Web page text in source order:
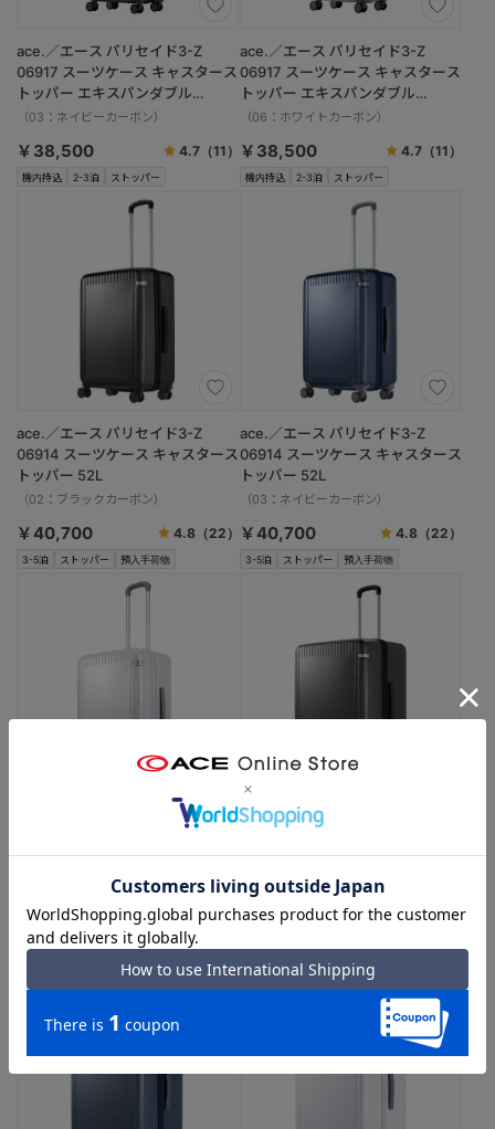
機内持込 2-3泊 ストッパー
ace.／エース パリセイド3-Z
06917 スーツケース キャスタース
トッパー エキスパンダブル
33/41L
（03：ネイビーカーボン）
￥38,500 4.7（11）
機内持込 2-3泊 ストッパー
ace.／エース パリセイド3-Z
06917 スーツケース キャスタース
トッパー エキスパンダブル
33/41L
（06：ホワイトカーボン）
￥38,500 4.7 （11）
3-5泊 ストッパー 預入手荷物
ace.／エース パリセイド3-Z
06914 スーツケース キャスタース
トッパー 52L
（02：ブラックカーボン）
￥40,700 4.8（22）
3-5泊 ストッパー 預入手荷物
ace.／エース パリセイド3-Z
06914 スーツケース キャスタース
トッパー 52L
（03：ネイビーカーボン）
￥40,700 4.8 （22）
3-5泊 ストッパー 預入手荷物
ace.／エース パリセイド3-Z
トッパー 52L
（06：ホワイトカーボン）
￥40,700 4.8 （22）
ace.／エース パリセイド3-Z
トッパー 100L
（02：ブラックカーボン）
￥46,200 4.8（10）